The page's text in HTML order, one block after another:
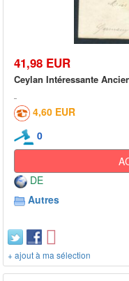
41,98 EUR
Ceylan Intéressante
4,60 EUR
0
DE
Autres
+ ajout à ma sélection